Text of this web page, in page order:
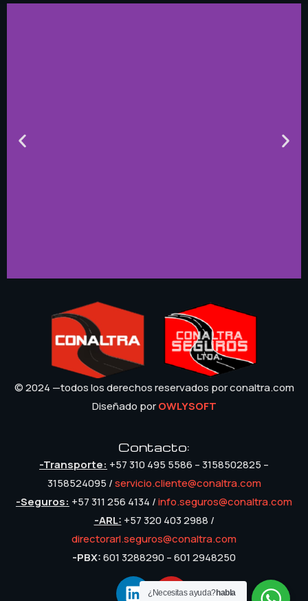
Slide 1
Heading
© 2024 —todos los derechos reservados por conaltra.com
Diseñado porOWLYSOFT
Contacto:
-Transporte: +57 310 495 5586 – 3158502825 –
3158524095 /servicio.cliente@conaltra.com
-Seguros: +57 311 256 4134 /info.seguros@conaltra.com
-ARL: +57 320 403 2988 /
directorarl.seguros@conaltra.com
-PBX:601 3288290 – 601 2948250
¿Necesitas ayuda?habla